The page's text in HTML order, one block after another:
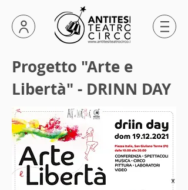
Progetto "Arte e
Libertà" - DRINN DAY